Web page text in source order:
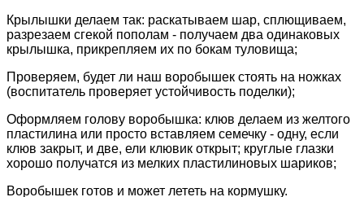
Крылышки делаем так: раскатываем шар, сплющиваем,
разрезаем сгекой пополам - получаем два одинаковых
крылышка, прикрепляем их по бокам туловища;
Проверяем, будет ли наш воробышек стоять на ножках
(воспитатель проверяет устойчивость поделки);
Оформляем голову воробышка: клюв делаем из желтого
пластилина или просто вставляем семечку - одну, если
клюв закрыт, и две, ели клювик открыт; круглые глазки
хорошо получатся из мелких пластилиновых шариков;
Воробышек готов и может лететь на кормушку.